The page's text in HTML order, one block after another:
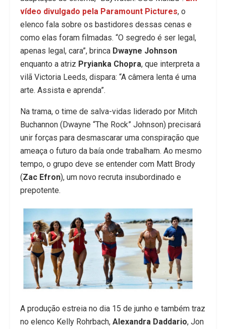
vídeo divulgado pela Paramount Pictures, o
elenco fala sobre os bastidores dessas cenas e
como elas foram filmadas. “O segredo é ser legal,
apenas legal, cara”, brinca Dwayne Johnson
enquanto a atriz Pryianka Chopra, que interpreta a
vilã Victoria Leeds, dispara: “A câmera lenta é uma
arte. Assista e aprenda”.
Na trama, o time de salva-vidas liderado por Mitch
Buchannon (Dwayne “The Rock” Johnson) precisará
unir forças para desmascarar uma conspiração que
ameaça o futuro da baía onde trabalham. Ao mesmo
tempo, o grupo deve se entender com Matt Brody
(Zac Efron), um novo recruta insubordinado e
prepotente.
A produção estreia no dia 15 de junho e também traz
no elenco Kelly Rohrbach, Alexandra Daddario, Jon